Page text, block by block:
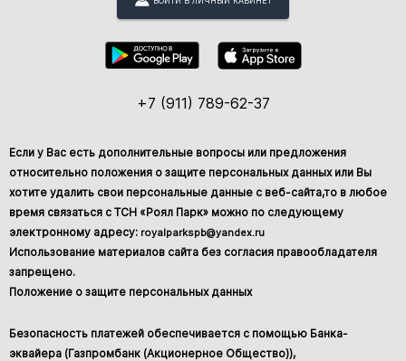
+7 (911) 789-62-37
Если у Вас есть дополнительные вопросы или предложения
относительно положения о защите персональных данных или Вы
хотите удалить свои персональные данные с веб-сайта,то в любое
время связаться с ТСН «Роял Парк» можно по следующему
электронному адресу: royalparkspb@yandex.ru
Использование материалов сайта без согласия правообладателя
запрещено.
Положение о защите персональных данных
Безопасность платежей обеспечивается с помощью Банка-
эквайера (Газпромбанк (Акционерное Общество)),